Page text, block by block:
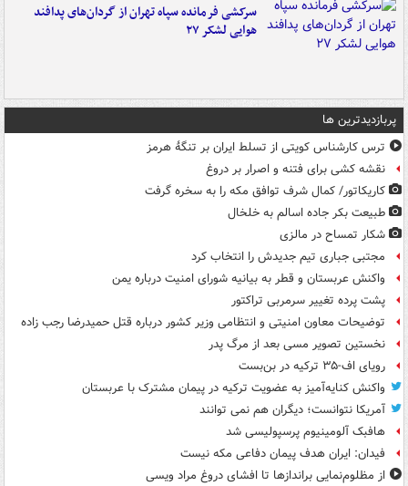
سرکشی فرمانده سپاه تهران از گردان‌های پدافند
هوایی لشکر ۲۷
پربازدیدترین ها
ترس کارشناس کویتی از تسلط ایران بر تنگۀ هرمز
نقشه کشی برای فتنه و اصرار بر دروغ
کاریکاتور/ کمال شرف توافق مکه را به سخره گرفت
طبیعت بکر جاده اسالم به خلخال
شکار تمساح در مالزی
مجتبی جباری تیم جدیدش را انتخاب کرد
واکنش عربستان و قطر به بیانیه شورای امنیت درباره یمن
پشت پرده تغییر سرمربی تراکتور
توضیحات معاون امنیتی و انتظامی وزیر کشور درباره قتل حمیدرضا رجب زاده
نخستین تصویر مسی بعد از مرگ پدر
رویای اف-۳۵ ترکیه در بن‌بست
واکنش کنایه‌آمیز به عضویت ترکیه در پیمان مشترک با عربستان
آمریکا نتوانست؛ دیگران هم نمی توانند
هافبک آلومینیوم پرسپولیسی شد
فیدان: ایران هدف پیمان دفاعی مکه نیست
از مظلوم‌نمایی براندازها تا افشای دروغ مراد ویسی